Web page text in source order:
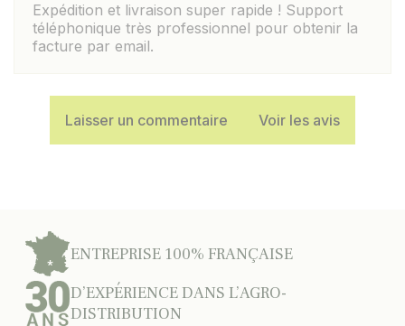
Expédition et livraison super rapide ! Support
téléphonique très professionnel pour obtenir la
facture par email.
Laisser un commentaire Voir les avis
ENTREPRISE 100% FRANÇAISE
D’EXPÉRIENCE DANS L’AGRO-
DISTRIBUTION